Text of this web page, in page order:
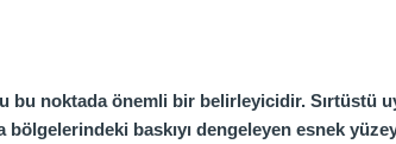
bu noktada önemli bir belirleyicidir. Sırtüstü
baskıyı dengeleyen esnek